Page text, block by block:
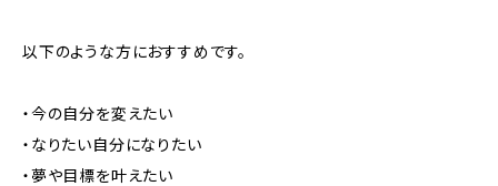
以下のような方におすすめです。
・今の自分を変えたい
・なりたい自分になりたい
・夢や目標を叶えたい